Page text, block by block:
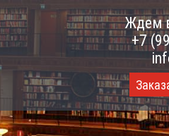
Ждем
+7